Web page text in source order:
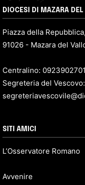
DIOCESI DI MAZARA DEL
Piazza della
91026 - Mazara del
Centralino: 0923902701
Segreteria del
SITI AMICI
L’Osservatore Romano
Avvenire